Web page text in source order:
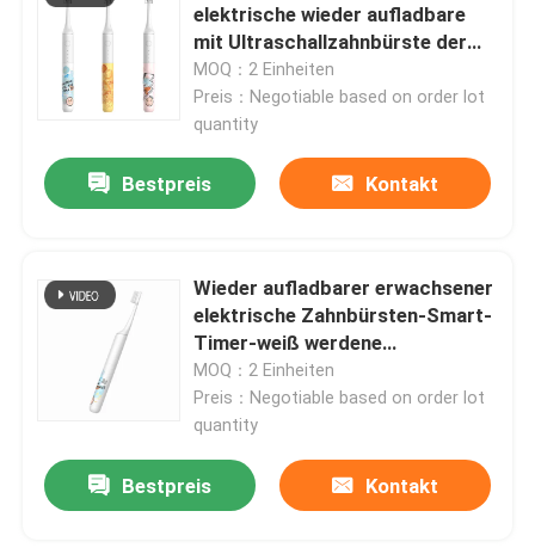
elektrische wieder aufladbare
mit Ultraschallzahnbürste der
Zahnbürsten-IPX7
MOQ：2 Einheiten
Preis：Negotiable based on order lot
quantity
Bestpreis Kontakt
Wieder aufladbarer erwachsener
elektrische Zahnbürsten-Smart-
Timer-weiß werdene
Ultraschallzahnbürste
MOQ：2 Einheiten
Preis：Negotiable based on order lot
quantity
Bestpreis Kontakt